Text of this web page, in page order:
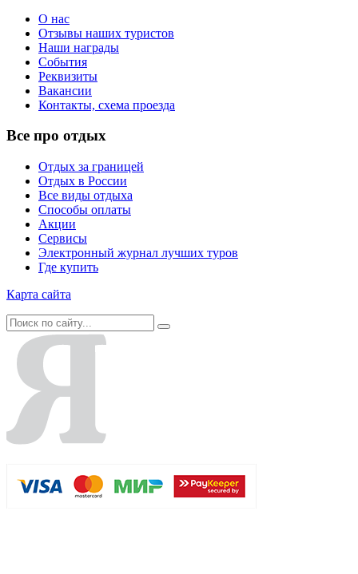
О нас
Отзывы наших туристов
Наши награды
События
Реквизиты
Вакансии
Контакты, схема проезда
Все про отдых
Отдых за границей
Отдых в России
Все виды отдыха
Способы оплаты
Акции
Сервисы
Электронный журнал лучших туров
Где купить
Карта сайта